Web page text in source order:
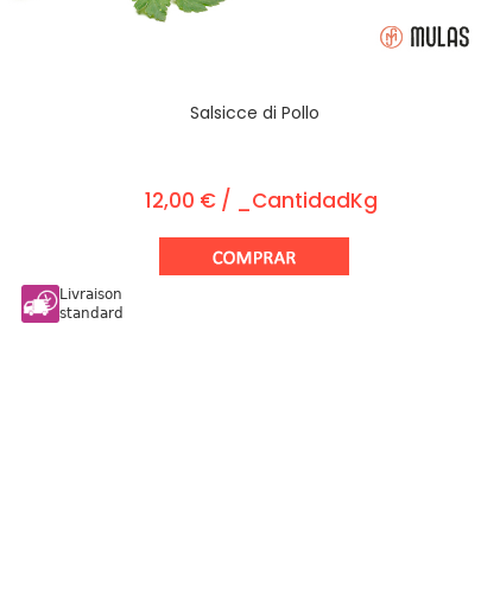
Salsicce di Pollo
12,00 € / _CantidadKg
Livraison
standard